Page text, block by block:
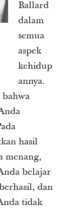
Ballard
dalam
semua
aspek
kehidup
annya.
bahwa
hasil
menang,
belajar
dan
tidak